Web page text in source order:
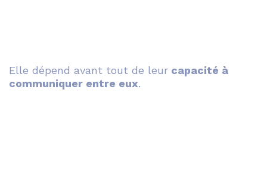
Elle dépend avant tout de leur capacité à
communiquer entre eux.